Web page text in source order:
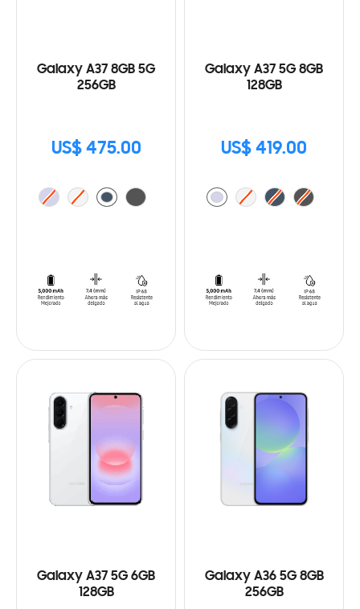
Galaxy A37 8GB 5G
256GB
US$ 475.00
Galaxy A37 5G 8GB
128GB
US$ 419.00
Galaxy A37 5G 6GB
128GB
Galaxy A36 5G 8GB
256GB